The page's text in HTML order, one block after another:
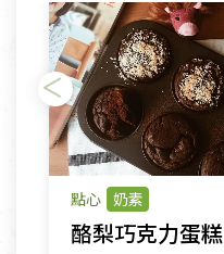
點心 奶素
酪梨巧克力蛋糕